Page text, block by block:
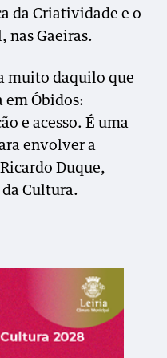
da Criatividade e o
nas Gaeiras.
muito daquilo que
em Óbidos:
e acesso. É uma
envolver a
Duque,
Cultura.